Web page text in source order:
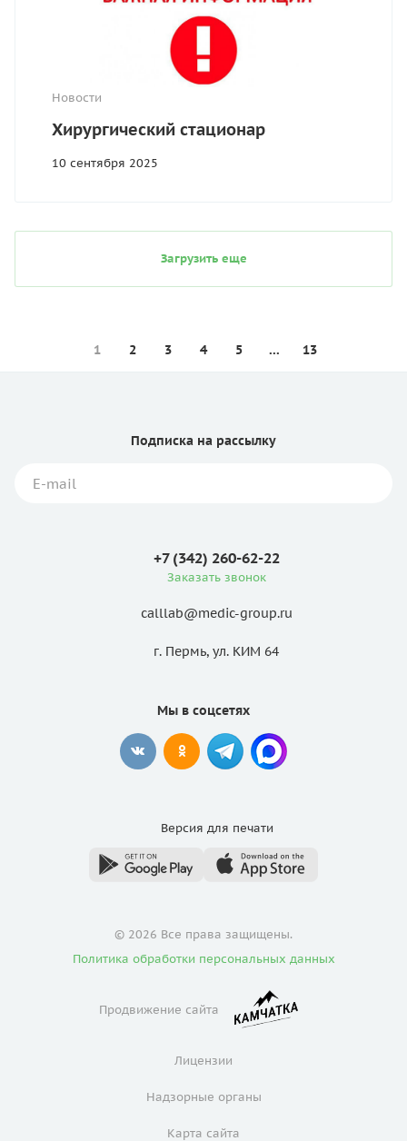
Новости
Хирургический стационар
10 сентября 2025
Загрузить еще
1 2 3 4 5 ... 13
Подписка на рассылку
+7 (342) 260-62-22
Заказать звонок
calllab@medic-group.ru
г. Пермь, ул. КИМ 64
Мы в соцсетях
Версия для печати
© 2026 Все права защищены.
Политика обработки персональных данных
Продвижение сайта
Лицензии
Надзорные органы
Карта сайта